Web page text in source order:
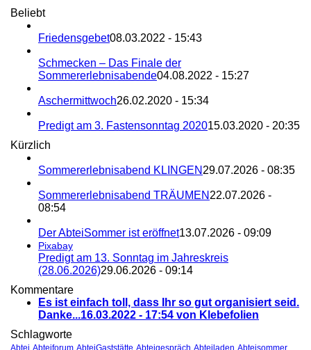
Beliebt
Friedensgebet08.03.2022 - 15:43
Schmecken – Das Finale der
Sommererlebnisabende04.08.2022 - 15:27
Aschermittwoch26.02.2020 - 15:34
Predigt am 3. Fastensonntag 202015.03.2020 - 20:35
Kürzlich
Sommererlebnisabend KLINGEN 29.07.2026 - 08:35
Sommererlebnisabend TRÄUMEN 22.07.2026 -
08:54
Der AbteiSommer ist eröffnet13.07.2026 - 09:09
Pixabay
Predigt am 13. Sonntag im Jahreskreis
(28.06.2026)29.06.2026 - 09:14
Kommentare
Es ist einfach toll, dass Ihr so gut organisiert seid.
Danke...16.03.2022 - 17:54 von Klebefolien
Schlagworte
Abtei Abteiforum AbteiGaststätte Abteigespräch Abteiladen Abteisommer